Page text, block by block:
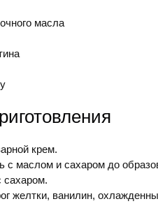
масла
крем.
с маслом и сахаром до
сахаром.
желтки, ванилин,